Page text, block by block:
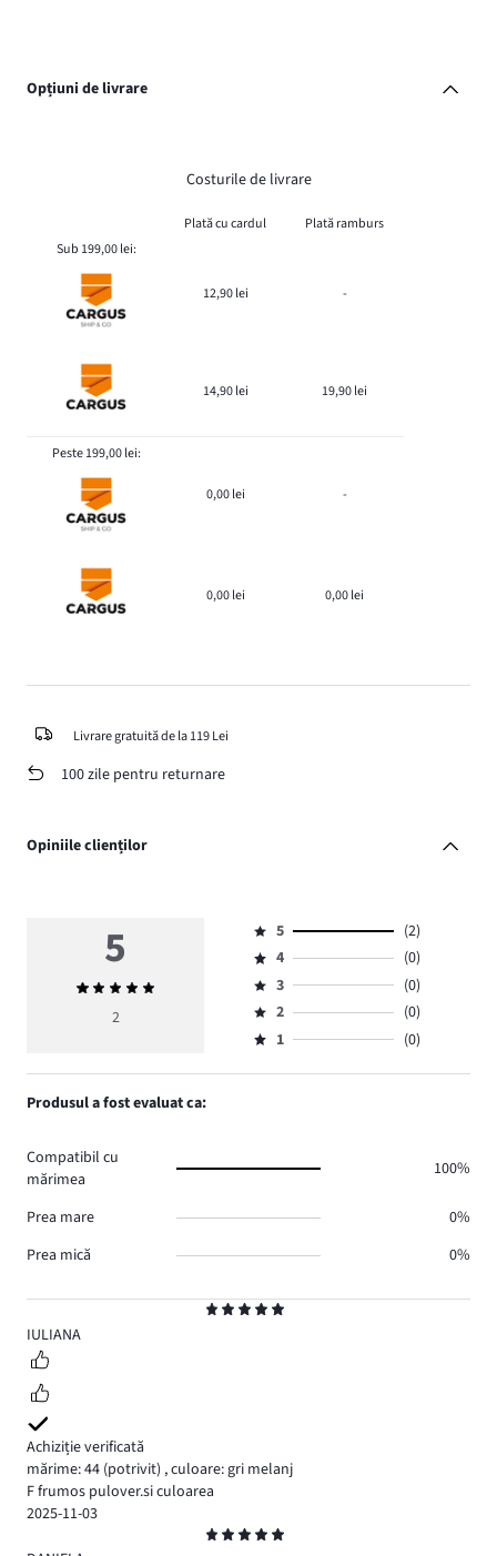
Opțiuni de livrare
Costurile de livrare
Plată cu cardul
Plată ramburs
Sub 199,00 lei:
12,90 lei -
14,90 lei 19,90 lei
Peste 199,00 lei:
0,00 lei -
0,00 lei 0,00 lei
Livrare gratuită de la 119 Lei
100 zile pentru returnare
Opiniile clienților
5
IULIANA
Achiziție verificată
mărime: 44 (potrivit) ,culoare: gri melanj
F frumos pulover.si culoarea
2025-11-03
5
Evaluarea
medie
2
Evaluare
5,
numărul
de
voturi
2.
5
(2)
Evaluare
4,
numărul
de
0.
4
(0)
Evaluare
3,
numărul
3
(0)
Evaluare
2,
2
(0)
Evaluare
1,
1 (0)
Produsul a fost evaluat ca:
Compatibil cu
mărimea
100%
Prea mare
0%
Prea mică
0%